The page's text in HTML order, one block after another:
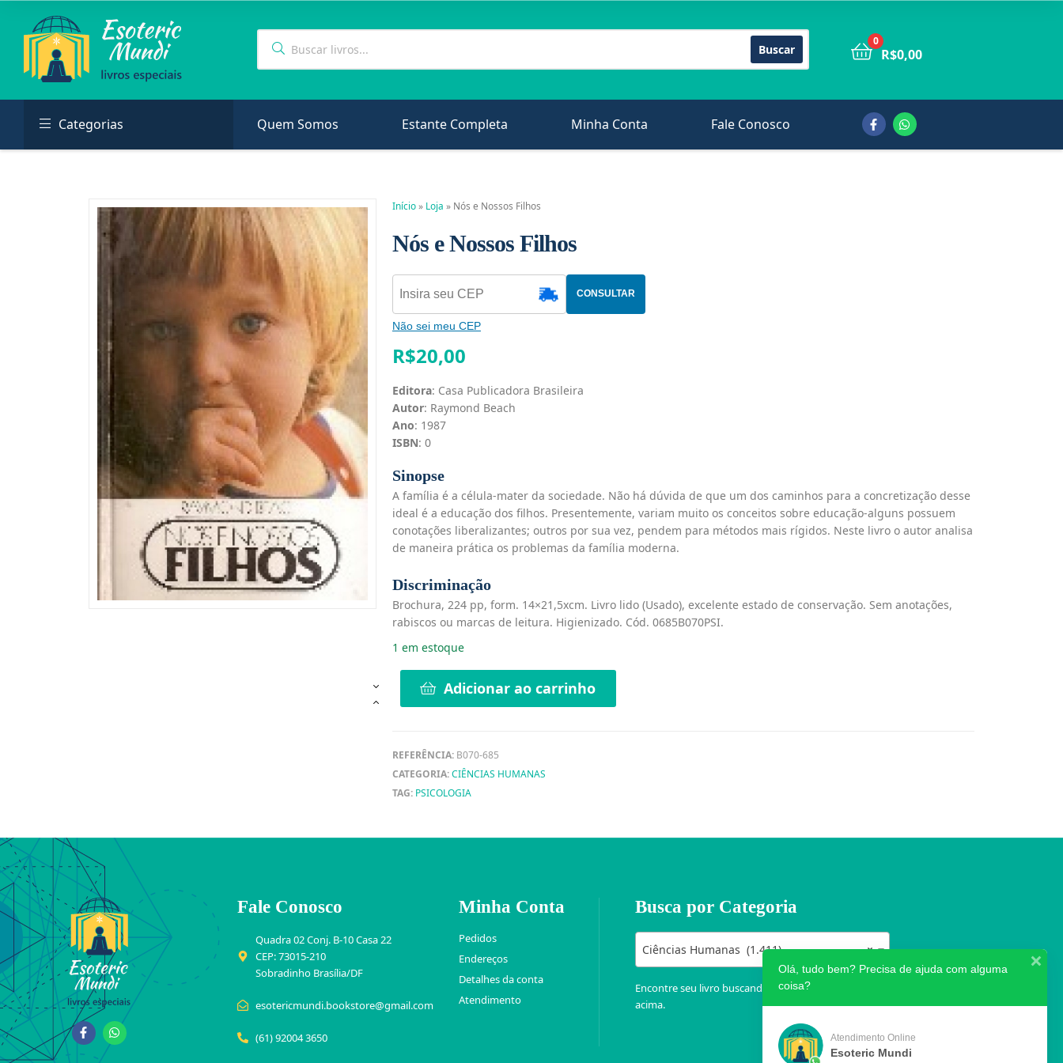
Buscar
0
R$0,00
Categorias Quem Somos Estante Completa Minha Conta Fale Conosco
Início» Loja » Nós e Nossos Filhos
Nós e Nossos Filhos
CONSULTAR
Não sei meu CEP
R$20,00
Editora: Casa Publicadora Brasileira
Autor: Raymond Beach
Ano: 1987
ISBN: 0
Sinopse
A família é a célula-mater da sociedade. Não há dúvida de que um dos caminhos para a concretização desse
ideal é a educação dos filhos. Presentemente, variam muito os conceitos sobre educação-alguns possuem
conotações liberalizantes; outros por sua vez, pendem para métodos mais rígidos. Neste livro o autor analisa
de maneira prática os problemas da família moderna.
Discriminação
Brochura, 224 pp, form. 14×21,5xcm. Livro lido (Usado), excelente estado de conservação. Sem anotações,
rabiscos ou marcas de leitura. Higienizado. Cód. 0685B070PSI.
1 em estoque
Adicionar ao carrinho
REFERÊNCIA: B070-685
CATEGORIA:CIÊNCIAS HUMANAS
TAG: PSICOLOGIA
Fale Conosco
Quadra 02 Conj. B-10 Casa 22
CEP: 73015-210
Sobradinho Brasília/DF
esotericmundi.bookstore@gmail.com
(61) 92004 3650
Minha Conta
Pedidos
Endereços
Detalhes da conta
Atendimento
Busca por Categoria
×
Ciências Humanas (1.411)
Encontre seu livro buscando por categorias clicando
acima.
Olá, tudo bem? Precisa de ajuda com alguma
coisa?
Atendimento Online
Esoteric Mundi